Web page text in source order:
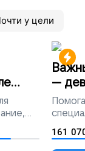
у цели
—
161